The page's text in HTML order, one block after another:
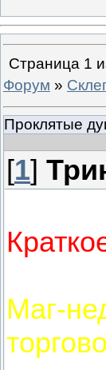
Страница 1
Форум »
Проклятые
[1]
Маг-